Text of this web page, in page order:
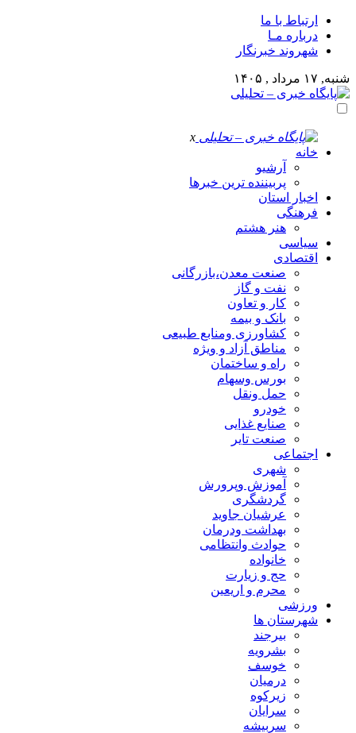
ارتباط با ما
درباره مـا
شهروند خبرنگار
شنبه, ۱۷ مرداد , ۱۴۰۵
x
خانه
آرشیو
پربیننده ترین خبرها
اخبار استان
فرهنگی
هنر هشتم
سیاسی
اقتصادی
صنعت معدن،بازرگانی
نفت و گاز
کار و تعاون
بانک و بیمه
کشاورزی ومنابع طبیعی
مناطق آزاد و ویژه
راه و ساختمان
بورس وسهام
حمل ونقل
خودرو
صنایع غذایی
صنعت تایر
اجتماعی
شهری
آموزش وپرورش
گردشگری
عرشیان جاوید
بهداشت ودرمان
حوادث وانتظامی
خانواده
حج و زیارت
محرم و اریعین
ورزشی
شهرستان ها
بیرجند
بشرویه
خوسف
درمیان
زیرکوه
سرایان
سربیشه